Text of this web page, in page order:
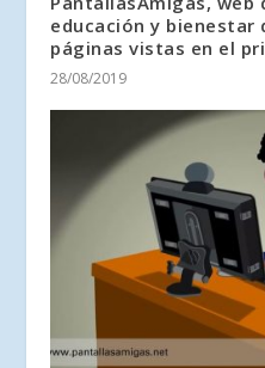
educación y bienestar
páginas vistas en el
28/08/2019